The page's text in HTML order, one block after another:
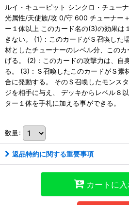
ルイ・キューピット シンクロ・チュー
光属性/天使族/攻 0/守 600 チューナー
ー１体以上 このカード名の(3)の効果は
きない。 (1)：このカードがＳ召喚した
材としたチューナーのレベル分、この
げる。 (2)：このカードの攻撃力は、自
る。 (3)：Ｓ召喚したこのカードがＳ素
合に発動する。 そのＳ召喚したモンス
ジを相手に与え、 デッキからレベル８
ター１体を手札に加える事ができる。
数量:
返品特約に関する重要事項
カートに